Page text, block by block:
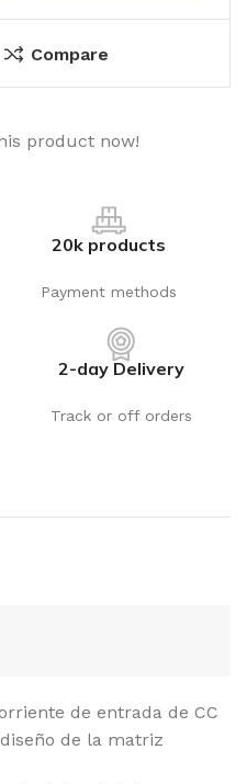
Compare
product now!
20k products
Payment methods
2-day Delivery
Track or off orders
de entrada de CC
de la matriz